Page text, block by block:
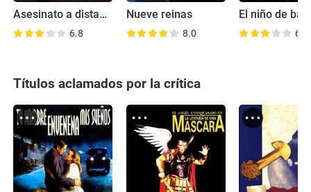
Asesinato a distancia
6.8
Nueve reinas
8.0
El niño de
6.2
Títulos aclamados por la crítica